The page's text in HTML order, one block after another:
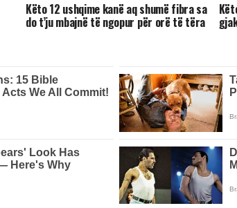
Këto 12 ushqime kanë aq shumë fibra sa
do t’ju mbajnë të ngopur për orë të tëra